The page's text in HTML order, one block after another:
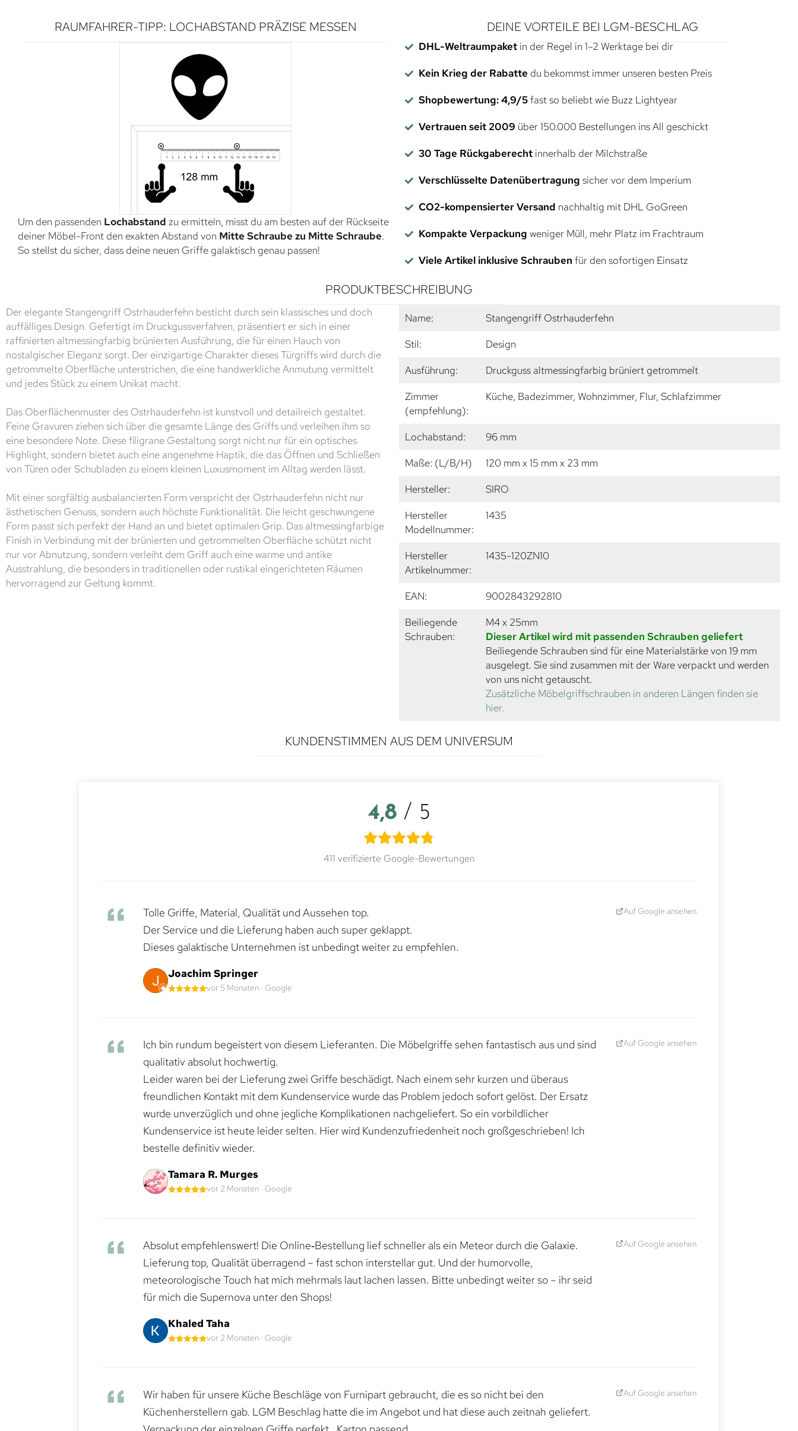
RAUMFAHRER-TIPP: LOCHABSTAND PRÄZISE MESSEN
Um den passenden Lochabstand zu ermitteln, misst du am besten auf der Rückseite
deiner Möbel-Front den exakten Abstand von Mitte Schraube zu Mitte Schraube.
So stellst du sicher, dass deine neuen Griffe galaktisch genau passen!
DEINE VORTEILE BEI LGM-BESCHLAG
DHL-Weltraumpaketin der Regel in 1–2 Werktage bei dir
Kein Krieg der Rabatte du bekommst immer unseren besten Preis
Shopbewertung: 4,9/5fast so beliebt wie Buzz Lightyear
Vertrauen seit 2009 über 150.000 Bestellungen ins All geschickt
30 Tage Rückgaberechtinnerhalb der Milchstraße
Verschlüsselte Datenübertragung sicher vor dem Imperium
CO2-kompensierter Versand nachhaltig mit DHL GoGreen
Kompakte Verpackung weniger Müll, mehr Platz im Frachtraum
Viele Artikel inklusive Schrauben für den sofortigen Einsatz
PRODUKTBESCHREIBUNG
Der elegante Stangengriff Ostrhauderfehn besticht durch sein klassisches und doch
auffälliges Design. Gefertigt im Druckgussverfahren, präsentiert er sich in einer
raffinierten altmessingfarbig brünierten Ausführung, die für einen Hauch von
nostalgischer Eleganz sorgt. Der einzigartige Charakter dieses Türgriffs wird durch die
getrommelte Oberfläche unterstrichen, die eine handwerkliche Anmutung vermittelt
und jedes Stück zu einem Unikat macht.
Das Oberflächenmuster des Ostrhauderfehn ist kunstvoll und detailreich gestaltet.
Feine Gravuren ziehen sich über die gesamte Länge des Griffs und verleihen ihm so
eine besondere Note. Diese filigrane Gestaltung sorgt nicht nur für ein optisches
Highlight, sondern bietet auch eine angenehme Haptik, die das Öffnen und Schließen
von Türen oder Schubladen zu einem kleinen Luxusmoment im Alltag werden lässt.
Mit einer sorgfältig ausbalancierten Form verspricht der Ostrhauderfehn nicht nur
ästhetischen Genuss, sondern auch höchste Funktionalität. Die leicht geschwungene
Form passt sich perfekt der Hand an und bietet optimalen Grip. Das altmessingfarbige
Finish in Verbindung mit der brünierten und getrommelten Oberfläche schützt nicht
nur vor Abnutzung, sondern verleiht dem Griff auch eine warme und antike
Ausstrahlung, die besonders in traditionellen oder rustikal eingerichteten Räumen
hervorragend zur Geltung kommt.
Name:
Stangengriff Ostrhauderfehn
Stil:
Design
Ausführung:
Druckguss altmessingfarbig brüniert getrommelt
Zimmer
(empfehlung):
Küche, Badezimmer, Wohnzimmer, Flur, Schlafzimmer
Lochabstand:
96 mm
Maße: (L/B/H)
120 mm x 15 mm x 23 mm
Hersteller:
SIRO
Hersteller
Modellnummer:
1435
Hersteller
Artikelnummer:
1435-120ZN10
EAN:
9002843292810
Beiliegende
Schrauben:
M4 x 25mm
Dieser Artikel wird mit passenden Schrauben geliefert
Beiliegende Schrauben sind für eine Materialstärke von 19 mm
ausgelegt. Sie sind zusammen mit der Ware verpackt und werden
von uns nicht getauscht.
Zusätzliche Möbelgriffschrauben in anderen Längen finden sie
hier.
KUNDENSTIMMEN AUS DEM UNIVERSUM
4,8 / 5
411 verifizierte Google-Bewertungen
Tolle Griffe, Material, Qualität und Aussehen top.
Der Service und die Lieferung haben auch super geklappt.
Dieses galaktische Unternehmen ist unbedingt weiter zu empfehlen.
Joachim Springer
vor 5 Monaten · Google
Auf Google ansehen
Ich bin rundum begeistert von diesem Lieferanten. Die Möbelgriffe sehen fantastisch aus und sind
qualitativ absolut hochwertig.
Leider waren bei der Lieferung zwei Griffe beschädigt. Nach einem sehr kurzen und überaus
freundlichen Kontakt mit dem Kundenservice wurde das Problem jedoch sofort gelöst. Der Ersatz
wurde unverzüglich und ohne jegliche Komplikationen nachgeliefert. So ein vorbildlicher
Kundenservice ist heute leider selten. Hier wird Kundenzufriedenheit noch großgeschrieben! Ich
bestelle definitiv wieder.
Tamara R. Murges
vor 2 Monaten · Google
Auf Google ansehen
Absolut empfehlenswert! Die Online‑Bestellung lief schneller als ein Meteor durch die Galaxie.
Lieferung top, Qualität überragend – fast schon interstellar gut. Und der humorvolle,
meteorologische Touch hat mich mehrmals laut lachen lassen. Bitte unbedingt weiter so – ihr seid
für mich die Supernova unter den Shops!
Khaled Taha
vor 2 Monaten · Google
Auf Google ansehen
Wir haben für unsere Küche Beschläge von Furnipart gebraucht, die es so nicht bei den
Küchenherstellern gab. LGM Beschlag hatte die im Angebot und hat diese auch zeitnah geliefert.
Auf Google ansehen